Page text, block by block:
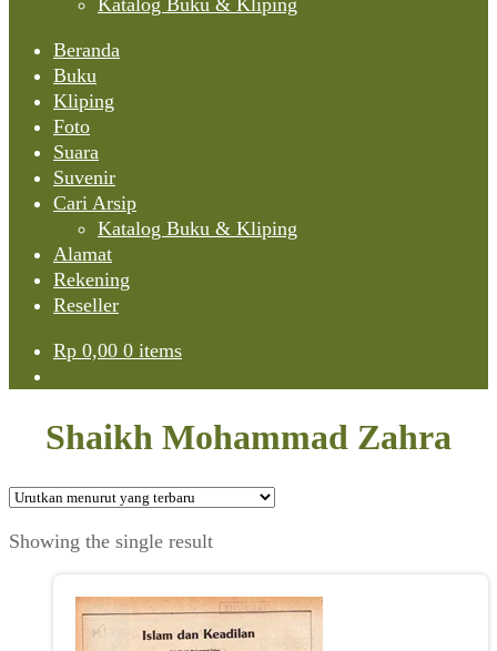
Katalog Buku & Kliping
Beranda
Buku
Kliping
Foto
Suara
Suvenir
Cari Arsip
Katalog Buku & Kliping
Alamat
Rekening
Reseller
Rp 0,00 0 items
Shaikh Mohammad Zahra
Showing the single result